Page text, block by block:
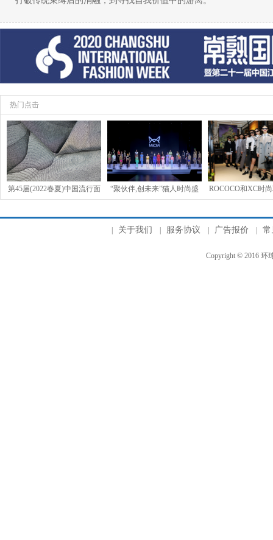
热门点击
第45届(2022春夏)中国流行面
“聚伙伴,创未来”猫人时尚盛
ROCOCO和XC时
关于我们 服务协议 广告报价 常
Copyright © 2016 环